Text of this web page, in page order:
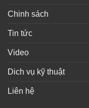
Chinh sách
Tin tức
Video
Dich vụ kỹ thuật
Liên hệ